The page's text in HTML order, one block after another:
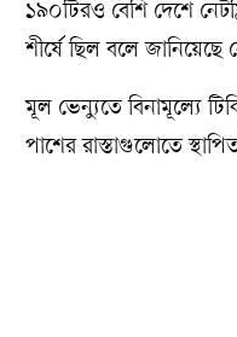
১৯০টিরও বেশি দেশে
শীর্ষে ছিল বলে জানিয়েছে
মূল ভেন্যুতে বিনামূল্যে
পাশের রাস্তাগুলোতে